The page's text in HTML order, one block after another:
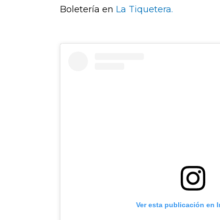
Boletería en La Tiquetera.
Ver esta publicación en